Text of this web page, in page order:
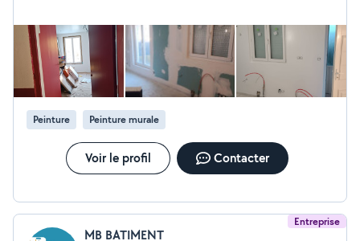
Peinture Peinture murale
Voir le profil Contacter
Entreprise
MB BATIMENT